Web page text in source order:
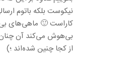
نیکوست بلکه باتوم
کاراست 🙂 ماهی‌های
بی‌هوش می‌کند آن
از کجا چنین شده‌اند ؛)